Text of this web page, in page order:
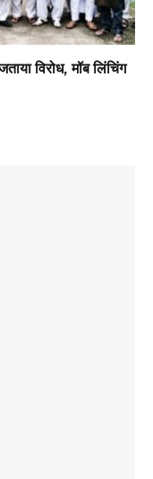
विरोध, मॉब लिंचिंग